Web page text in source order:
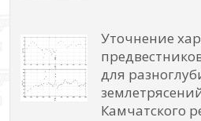
Уточнение
для
Камчатского